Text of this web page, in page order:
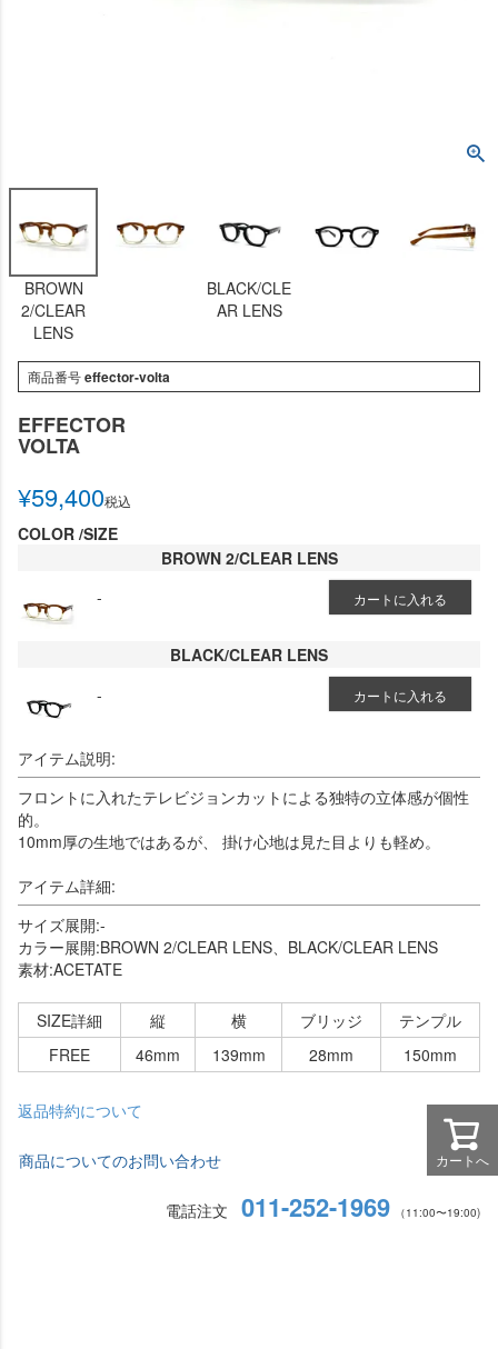
BROWN
2/CLEAR
LENS
BLACK/CLE
AR LENS
商品番号effector-volta
EFFECTOR
VOLTA
¥59,400税込
COLOR SIZE
BROWN 2/CLEAR LENS
-
カートに入れる
BLACK/CLEAR LENS
-
カートに入れる
アイテム説明:
フロントに入れたテレビジョンカットによる独特の立体感が個性
的。
10mm厚の生地ではあるが、 掛け心地は見た目よりも軽め。
アイテム詳細:
サイズ展開:-
カラー展開:BROWN 2/CLEAR LENS、BLACK/CLEAR LENS
素材:ACETATE
SIZE詳細 縦 横 ブリッジ
テンプル
FREE
46mm 139mm 28mm 150mm
返品特約について
商品についてのお問い合わせ
電話注文 011-252-1969 （11:00〜19:00)
カートへ